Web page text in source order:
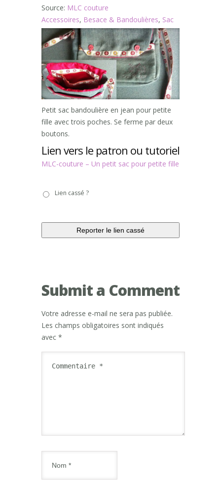
Source: MLC couture
Accessoires, Besace & Bandoulières, Sac
Petit sac bandoulière en jean pour petite
fille avec trois poches. Se ferme par deux
boutons.
Lien vers le patron ou tutoriel
MLC-couture – Un petit sac pour petite fille
casséLien cassé ?
Submit a Comment
Votre adresse e-mail ne sera pas publiée.
Les champs obligatoires sont indiqués
avec *